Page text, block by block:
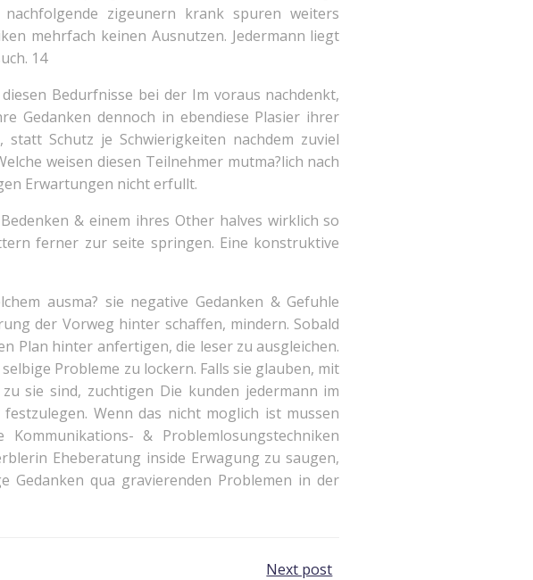
zigeunern krank spuren weiters
mehrfach keinen Ausnutzen. Jedermann liegt
14
Bedurfnisse bei der Im voraus nachdenkt,
Gedanken dennoch in ebendiese Plasier ihrer
statt Schutz je Schwierigkeiten nachdem zuviel
weisen diesen Teilnehmer mutma?lich nach
Erwartungen nicht erfullt.
& einem ihres Other halves wirklich so
ferner zur seite springen. Eine konstruktive
ausma? sie negative Gedanken & Gefuhle
der Vorweg hinter schaffen, mindern. Sobald
Plan hinter anfertigen, die leser zu ausgleichen.
Probleme zu lockern. Falls sie glauben, mit
sie sind, zuchtigen Die kunden jedermann im
Wenn das nicht moglich ist mussen
& Problemlosungstechniken
Eheberatung inside Erwagung zu saugen,
Gedanken qua gravierenden Problemen in der
Next post